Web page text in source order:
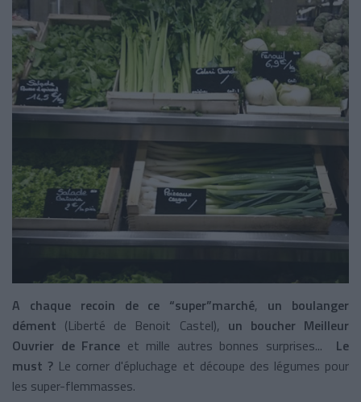
A chaque recoin de ce “super”marché, un boulanger
dément (Liberté de Benoit Castel), un boucher Meilleur
Ouvrier de France et mille autres bonnes surprises... Le
must ? Le corner d'épluchage et découpe des légumes pour
les super-flemmasses.